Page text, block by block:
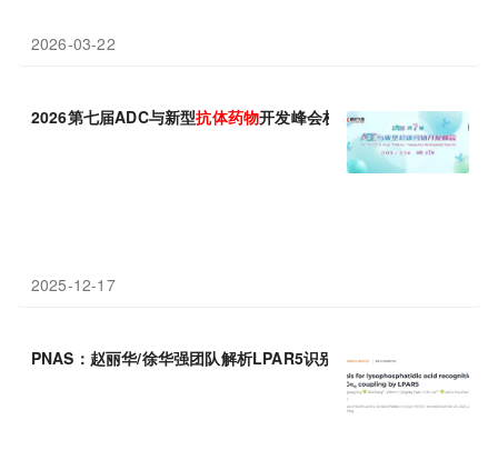
2026-03-22
2026第七届ADC与新型抗体药物开发峰会权威阵容亮相 ！
2025-12-17
PNAS：赵丽华/徐华强团队解析LPAR5识别LPA的分子机制和非典